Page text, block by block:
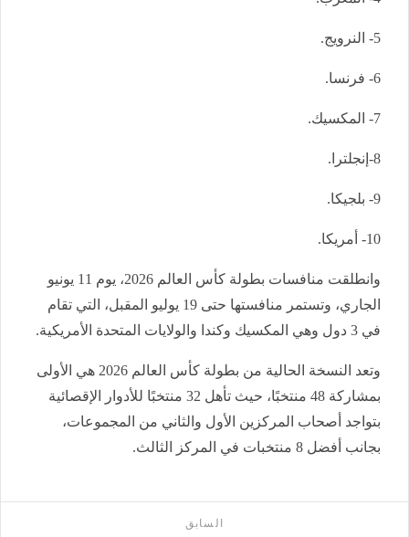
5- النرويج.
6- فرنسا.
7- المكسيك.
8-إنجلترا.
9- بلجيكا.
10- أمريكا.
وانطلقت منافسات بطولة كأس العالم 2026، يوم 11 يونيو
الجاري، وتستمر منافستها حتى 19 يوليو المقبل، التي تقام
في 3 دول وهي المكسيك وكندا والولايات المتحدة الأمريكية.
وتعد النسخة الحالية من بطولة كأس العالم 2026 هي الأولى
بمشاركة 48 منتخبًا، حيث تأهل 32 منتخبًا للأدوار الإقصائية
بتواجد أصحاب المركزين الأول والثاني من المجموعات،
بجانب أفضل 8 منتخبات في المركز الثالث.
السابق